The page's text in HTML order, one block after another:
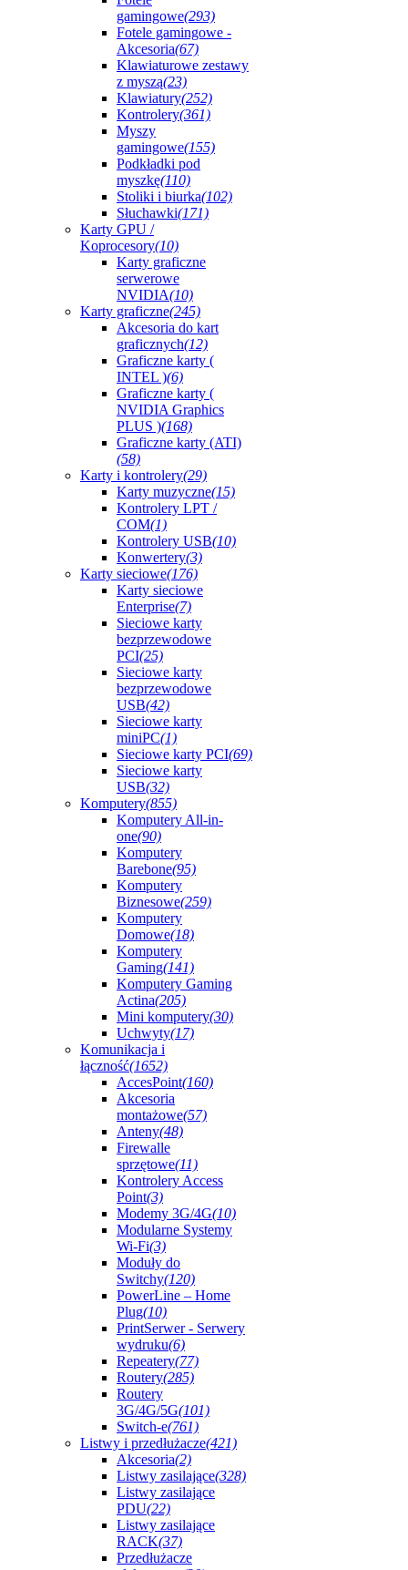
gamingowe(293)
Fotele gamingowe -
Akcesoria(67)
Klawiaturowe zestawy
z myszą(23)
Klawiatury(252)
Kontrolery(361)
Myszy
gamingowe(155)
Podkładki pod
myszkę(110)
Stoliki i biurka(102)
Słuchawki(171)
Karty GPU /
Koprocesory(10)
Karty graficzne
serwerowe
NVIDIA(10)
Karty graficzne(245)
Akcesoria do kart
graficznych(12)
Graficzne karty (
INTEL )(6)
Graficzne karty (
NVIDIA Graphics
PLUS )(168)
Graficzne karty (ATI)
(58)
Karty i kontrolery(29)
Karty muzyczne(15)
Kontrolery LPT /
COM(1)
Kontrolery USB(10)
Konwertery(3)
Karty sieciowe(176)
Karty sieciowe
Enterprise(7)
Sieciowe karty
bezprzewodowe
PCI(25)
Sieciowe karty
bezprzewodowe
USB(42)
Sieciowe karty
miniPC(1)
Sieciowe karty PCI(69)
Sieciowe karty
USB(32)
Komputery(855)
Komputery All-in-
one(90)
Komputery
Barebone(95)
Komputery
Biznesowe(259)
Komputery
Domowe(18)
Komputery
Gaming(141)
Komputery Gaming
Actina(205)
Mini komputery(30)
Uchwyty(17)
Komunikacja i
łączność(1652)
AccesPoint(160)
Akcesoria
montażowe(57)
Anteny(48)
Firewalle
sprzętowe(11)
Kontrolery Access
Point(3)
Modemy 3G/4G(10)
Modularne Systemy
Wi-Fi(3)
Moduły do
Switchy(120)
PowerLine – Home
Plug(10)
PrintSerwer - Serwery
wydruku(6)
Repeatery(77)
Routery(285)
Routery
3G/4G/5G(101)
Switch-e(761)
Listwy i przedłużacze(421)
Akcesoria(2)
Listwy zasilające(328)
Listwy zasilające
PDU(22)
Listwy zasilające
RACK(37)
Przedłużacze